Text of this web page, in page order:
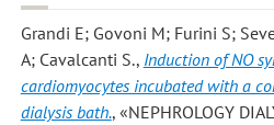
Grandi E; Govoni M; Furini S;
A; Cavalcanti S., Induction of NO
cardiomyocytes incubated with a
dialysis bath., «NEPHROLOGY